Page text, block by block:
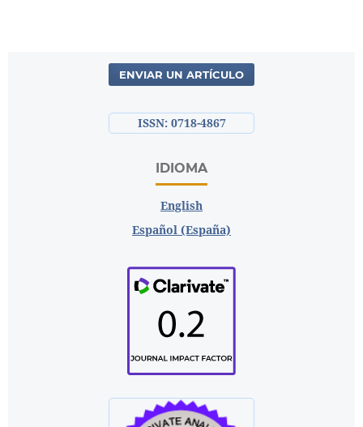
ENVIAR UN ARTÍCULO
ISSN: 0718-4867
IDIOMA
English
Español (España)